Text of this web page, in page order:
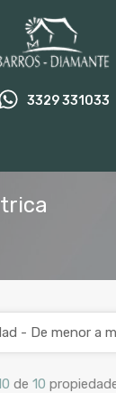
3329 331033
de 10
- De menor a